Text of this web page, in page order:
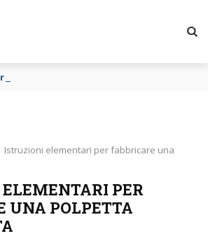
o Spagna purché si mangi
Istruzioni elementari per fabbricare una
PER
UNA POLPETTA